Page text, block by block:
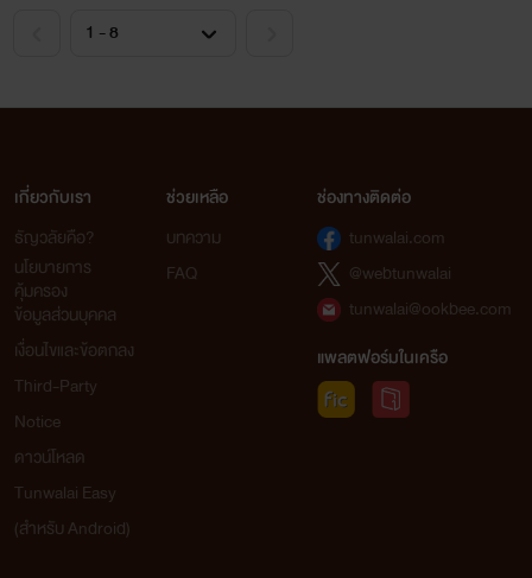
เกี่ยวกับเรา
ธัญวลัยคือ?
นโยบายการ
คุ้มครอง
ข้อมูลส่วนบุคคล
เงื่อนไขและข้อตกลง
Third-Party
Notice
ดาวน์โหลด
Tunwalai Easy
(สำหรับ Android)
ช่วยเหลือ
บทความ
FAQ
ช่องทางติดต่อ
tunwalai.com
@webtunwalai
tunwalai@ookbee.com
แพลตฟอร์มในเครือ